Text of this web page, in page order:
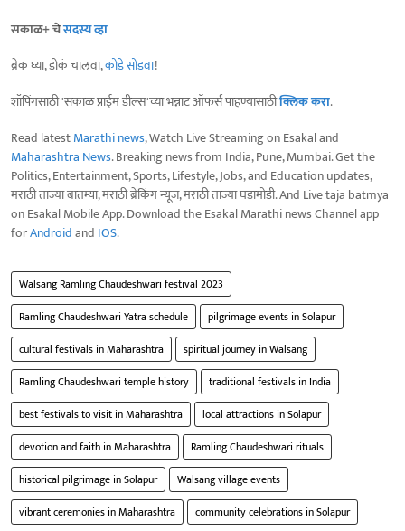
सकाळ+ चेसदस्य व्हा
ब्रेक घ्या, डोकं चालवा,कोडे सोडवा!
शॉपिंगसाठी 'सकाळ प्राईम डील्स'च्या भन्नाट ऑफर्स पाहण्यासाठीक्लिक करा.
Read latestMarathi news, Watch Live Streaming on Esakal and
Maharashtra News. Breaking news from India, Pune, Mumbai. Get the
Politics, Entertainment, Sports, Lifestyle, Jobs, and Education updates,
मराठी ताज्या बातम्या, मराठी ब्रेकिंग न्यूज, मराठी ताज्या घडामोडी. And Live taja batmya
on Esakal Mobile App. Download the Esakal Marathi news Channel app
forAndroidand IOS.
Walsang Ramling Chaudeshwari festival 2023
Ramling Chaudeshwari Yatra schedule
pilgrimage events in Solapur
cultural festivals in Maharashtra
spiritual journey in Walsang
Ramling Chaudeshwari temple history
traditional festivals in India
best festivals to visit in Maharashtra
local attractions in Solapur
devotion and faith in Maharashtra
Ramling Chaudeshwari rituals
historical pilgrimage in Solapur
Walsang village events
vibrant ceremonies in Maharashtra
community celebrations in Solapur